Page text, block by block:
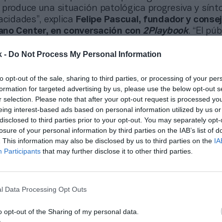
- Do Not Process My Personal Information
opt-out of the sale, sharing to third parties, or processing of your
for targeted advertising by us, please use the below opt-out
selection. Please note that after your opt-out request is processed
interest-based ads based on personal information utilized by us
to third parties prior to your opt-out. You may separately
of your personal information by third parties on the IAB’s list of
This information may also be disclosed by us to third parties on the
Participants that may further disclose it to other third parties.
Data Processing Opt Outs
opt-out of the Sharing of my personal data.
una situación patológica progresiva y
explica Felipe Pascual, fundador y
Center, en conversación con 2Playbook. “El
son compatibles con las nuestras. No tanto por
está cada vez más
oferta y masa crítica. Sus
compatibles con las
sedentarias, para quienes el deporte